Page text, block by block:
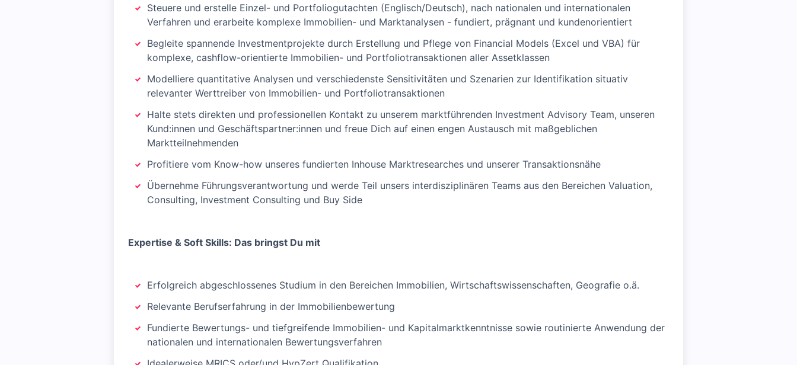
Steuere und erstelle Einzel- und Portfoliogutachten (Englisch/Deutsch), nach nationalen und internationalen
Verfahren und erarbeite komplexe Immobilien- und Marktanalysen - fundiert, prägnant und kundenorientiert
Begleite spannende Investmentprojekte durch Erstellung und Pflege von Financial Models (Excel und VBA) für
komplexe, cashflow-orientierte Immobilien- und Portfoliotransaktionen aller Assetklassen
Modelliere quantitative Analysen und verschiedenste Sensitivitäten und Szenarien zur Identifikation situativ
relevanter Werttreiber von Immobilien- und Portfoliotransaktionen
Halte stets direkten und professionellen Kontakt zu unserem marktführenden Investment Advisory Team, unseren
Kund:innen und Geschäftspartner:innen und freue Dich auf einen engen Austausch mit maßgeblichen
Marktteilnehmenden
Profitiere vom Know-how unseres fundierten Inhouse Marktresearches und unserer Transaktionsnähe
Übernehme Führungsverantwortung und werde Teil unsers interdisziplinären Teams aus den Bereichen Valuation,
Consulting, Investment Consulting und Buy Side
Expertise & Soft Skills: Das bringst Du mit
Erfolgreich abgeschlossenes Studium in den Bereichen Immobilien, Wirtschaftswissenschaften, Geografie o.ä.
Relevante Berufserfahrung in der Immobilienbewertung
Fundierte Bewertungs- und tiefgreifende Immobilien- und Kapitalmarktkenntnisse sowie routinierte Anwendung der
nationalen und internationalen Bewertungsverfahren